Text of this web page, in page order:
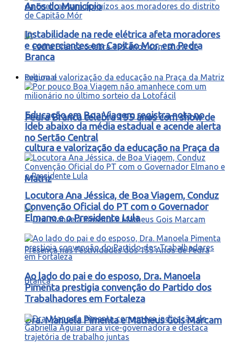
Anos do Município
Pedra Branca celebra 155 anos com show de
cultura e valorização da educação na Praça da
Matriz
Dra. Manuela Pimenta e Matheus Gois Marcam
Instabilidade na rede elétrica afeta moradores
e comerciantes em Capitão Mor, em Pedra
Branca
Regional
Educação em Boa Viagem registra nota no
Ideb abaixo da média estadual e acende alerta
no Sertão Central
Locutora Ana Jéssica, de Boa Viagem, Conduz
Convenção Oficial do PT com o Governador
Elmano e o Presidente Lula
Ao lado do pai e do esposo, Dra. Manoela
Pimenta prestigia convenção do Partido dos
Trabalhadores em Fortaleza